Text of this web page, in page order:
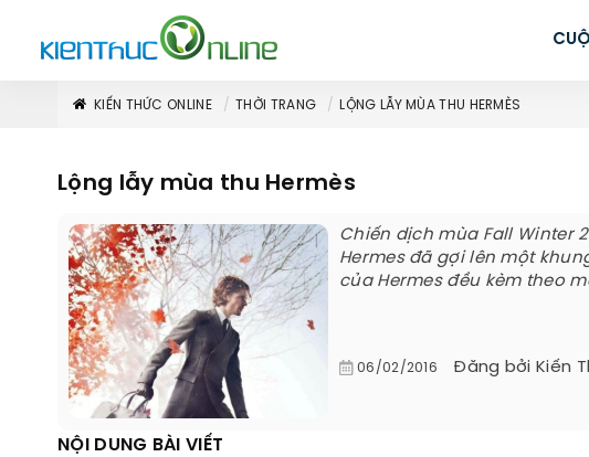
KIẾN THỨC ONLINE THỜI TRANG LỘNG LẪY MÙA THU HERMÈS
Lộng lẫy mùa thu Hermès
Chiến dịch mùa Fall Winter
Hermes đã gợi lên một
của Hermes đều kèm theo
06/02/2016 Đăng bởi Kiến
NỘI DUNG BÀI VIẾT